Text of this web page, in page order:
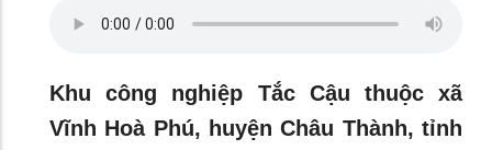
Khu công nghiệp Tắc Cậu thuộc xã
Vĩnh Hoà Phú, huyện Châu Thành, tỉnh